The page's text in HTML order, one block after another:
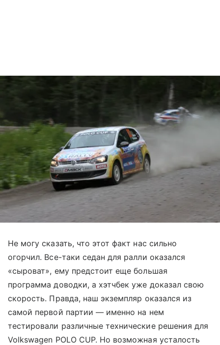
Не могу сказать, что этот факт нас сильно
огорчил. Все-таки седан для ралли оказался
«сыроват», ему предстоит еще большая
программа доводки, а хэтчбек уже доказал свою
скорость. Правда, наш экземпляр оказался из
самой первой партии — именно на нем
тестировали различные технические решения для
Volkswagen POLO CUP. Но возможная усталость